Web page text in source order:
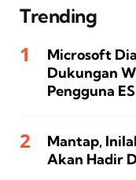
Trending
Microsoft
Dukungan
Pengguna
Mantap,
Akan Hadir